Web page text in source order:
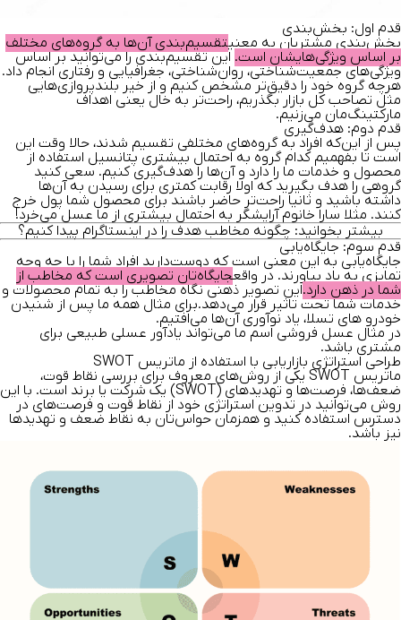
قدم اول: بخش‌بندی
بخش‌بندی مشتریان به معنیتقسیم‌بندی آن‌ها به گروه‌های مختلف
بر اساس ویژگی‌هایشان است. این تقسیم‌بندی را می‌توانید بر اساس
ویژگی‌های جمعیت‌شناختی، روان‌شناختی، جغرافیایی و رفتاری انجام داد.
هرچه گروه خود را دقیق‌تر مشخص کنیم و از خیر بلند‌پروازی‌هایی
مثل تصاحب کل بازار بگذریم، راحت‌تر به خال یعنی اهداف
مارکتینگ‌مان می‌زنیم.
قدم دوم: هدف‌گیری
پس از این‌که افراد به گروه‌های مختلفی تقسیم شدند، حالا وقت این
است تا بفهمیم کدام گروه به احتمال بیشتری پتانسیل استفاده از
محصول و خدمات ما را دارد و آن‌ها را هدف‌گیری کنیم. سعی کنید
گروهی را هدف بگیرید که اولا رقابت کمتری برای رسیدن به آن‌ها
داشته باشید و ثانیا راحت‌تر حاضر باشند برای محصول شما پول خرج
کنند. مثلا سارا خانوم آرایشگر به احتمال بیشتری از ما عسل می‌خرد!
بیشتر بخوانید: چگونه مخاطب هدف را در اینستاگرام پیدا کنیم؟
قدم سوم: جایگاه‌یابی
جایگاه‌یابی به این معنی است که دوست‌دارید افراد شما را با چه وجه
تمایزی به یاد بیاورند. در واقعجایگاه‌تان تصویری است که مخاطب از
شما در ذهن دارد.این تصویر ذهنی نگاه مخاطب را به تمام محصولات و
خدمات شما تحت تاثیر قرار می‌دهد.برای مثال همه ما پس از شنیدن
خودرو ‌های تسلا، یاد نوآوری آن‌ها می‌افتیم.
در مثال عسل فروشی اسم ما می‌تواند یادآور عسلی طبیعی برای
مشتری باشد.
طراحی استراتژی بازاریابی با استفاده از ماتریس SWOT
ماتریس SWOT یکی از روش‌های معروف برای بررسی
نقاط قوت،
ضعف‌ها، فرصت‌ها و تهدیدهای (SWOT) یک شرکت یا برند
است. با این
روش می‌توانید در تدوین استراتژی خود از نقاط قوت و فرصت‌های در
دسترس استفاده کنید و همزمان حواس‌تان به نقاط ضعف و تهدید‌ها
نیز باشد.